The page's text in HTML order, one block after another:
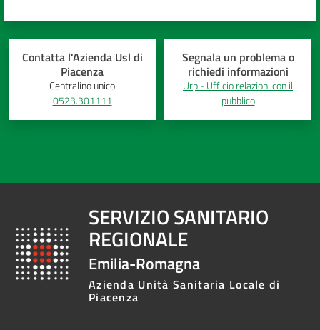
Contatta l'Azienda Usl di
Piacenza
Centralino unico
0523.301111
Segnala un problema o
richiedi informazioni
Urp - Ufficio relazioni con il
pubblico
SERVIZIO SANITARIO
REGIONALE
Emilia-Romagna
Azienda Unità Sanitaria Locale di
Piacenza